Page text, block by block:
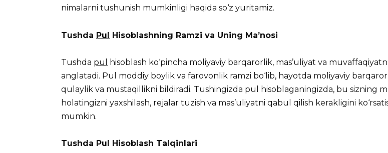
nimalarni tushunish mumkinligi haqida so‘z yuritamiz.
Tushda Pul Hisoblashning Ramzi va Uning Ma’nosi
Tushda pul
hisoblash ko‘pincha moliyaviy barqarorlik, mas’uliyat va muvaffaqiyatni
anglatadi. Pul moddiy boylik va farovonlik ramzi bo‘lib, hayotda moliyaviy
qulaylik va mustaqillikni bildiradi. Tushingizda pul hisoblaganingizda, bu sizning
holatingizni yaxshilash, rejalar tuzish va mas’uliyatni qabul qilish kerakligini
mumkin.
Tushda Pul Hisoblash Talqinlari